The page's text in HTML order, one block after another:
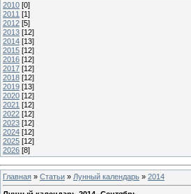
2010 [0]
2011 [1]
2012 [5]
2013 [12]
2014 [13]
2015 [12]
2016 [12]
2017 [12]
2018 [12]
2019 [13]
2020 [12]
2021 [12]
2022 [12]
2023 [12]
2024 [12]
2025 [12]
2026 [8]
Главная » Статьи » Лунный календарь » 2014